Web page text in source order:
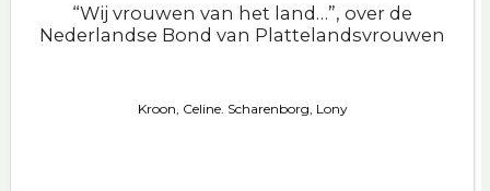
“Wij vrouwen van het land…”, over de
Nederlandse Bond van Plattelandsvrouwen
Kroon, Celine. Scharenborg, Lony